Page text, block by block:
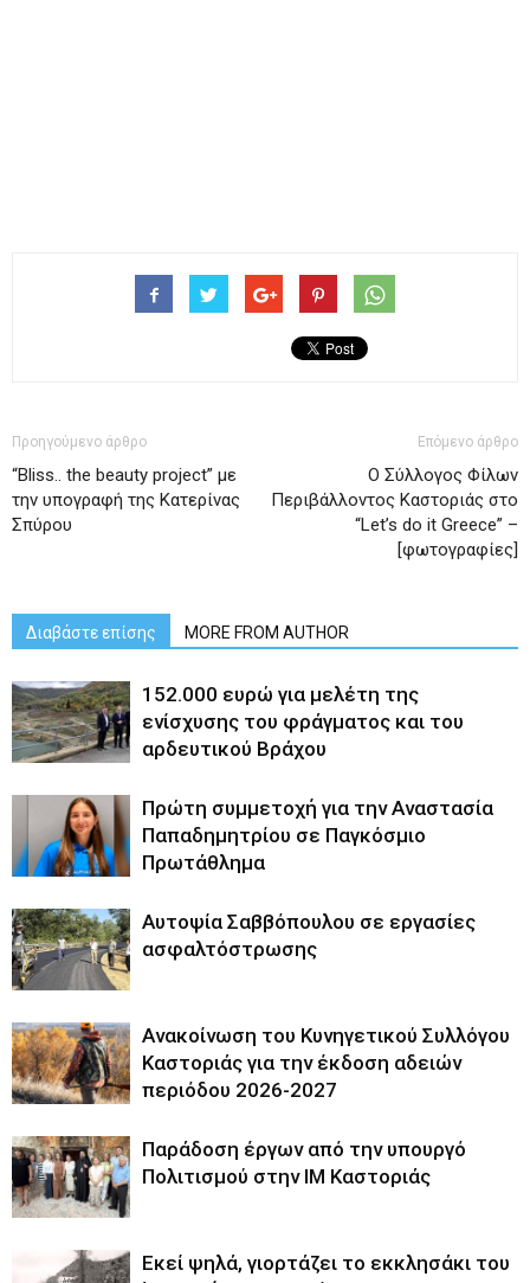
Προηγούμενο άρθρο
“Bliss.. the beauty project” με
την υπογραφή της Κατερίνας
Σπύρου
Επόμενο άρθρο
O Σύλλογος Φίλων
Περιβάλλοντος Καστοριάς στο
“Let’s do it Greece” –
[φωτογραφίες]
Διαβάστε επίσης MORE FROM AUTHOR
152.000 ευρώ για μελέτη της
ενίσχυσης του φράγματος και του
αρδευτικού Βράχου
Πρώτη συμμετοχή για την Αναστασία
Παπαδημητρίου σε Παγκόσμιο
Πρωτάθλημα
Αυτοψία Σαββόπουλου σε εργασίες
ασφαλτόστρωσης
Ανακοίνωση του Κυνηγετικού Συλλόγου
Καστοριάς για την έκδοση αδειών
περιόδου 2026-2027
Παράδοση έργων από την υπουργό
Πολιτισμού στην ΙΜ Καστοριάς
Εκεί ψηλά, γιορτάζει το εκκλησάκι του